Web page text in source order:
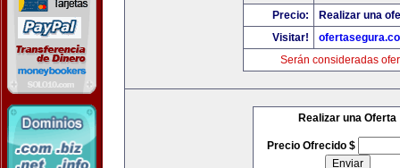
Precio:
Realizar una
Visitar!
Serán consideradas
Realizar una Oferta
Precio Ofrecido $